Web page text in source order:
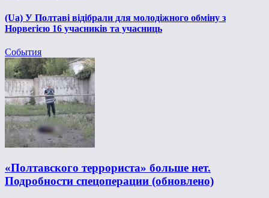
(Ua) У Полтаві відібрали для молодіжного обміну з
Норвегією 16 учасників та учасниць
События
«Полтавского террориста» больше нет.
Подробности спецоперации (обновлено)